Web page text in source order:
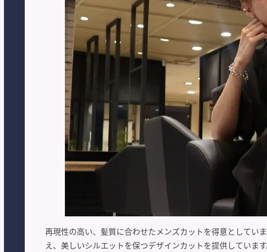
再現性の高い、髪質に合わせたメンズカットを得意としてい
え、美しいシルエットを保つデザインカットを提供しています